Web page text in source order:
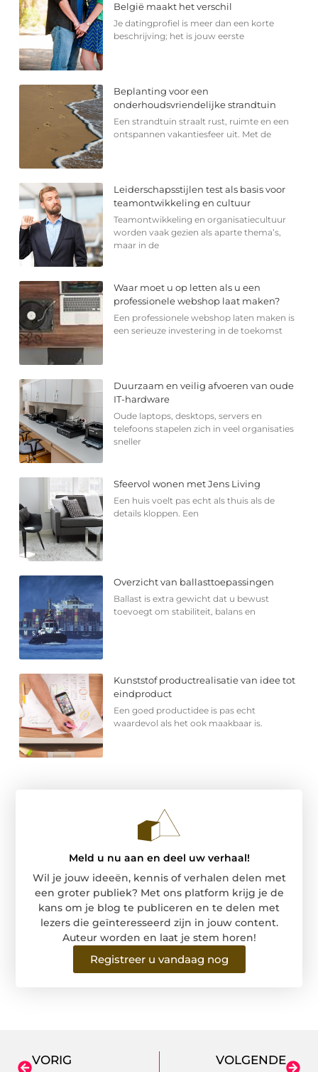
België maakt het verschil
Je datingprofiel is meer dan een korte
beschrijving; het is jouw eerste
Beplanting voor een
onderhoudsvriendelijke strandtuin
Een strandtuin straalt rust, ruimte en een
ontspannen vakantiesfeer uit. Met de
Leiderschapsstijlen test als basis voor
teamontwikkeling en cultuur
Teamontwikkeling en organisatiecultuur
worden vaak gezien als aparte thema’s,
maar in de
Waar moet u op letten als u een
professionele webshop laat maken?
Een professionele webshop laten maken is
een serieuze investering in de toekomst
Duurzaam en veilig afvoeren van oude
IT-hardware
Oude laptops, desktops, servers en
telefoons stapelen zich in veel organisaties
sneller
Sfeervol wonen met Jens Living
Een huis voelt pas echt als thuis als de
details kloppen. Een
Overzicht van ballasttoepassingen
Ballast is extra gewicht dat u bewust
toevoegt om stabiliteit, balans en
Kunststof productrealisatie van idee tot
eindproduct
Een goed productidee is pas echt
waardevol als het ook maakbaar is.
Meld u nu aan en deel uw verhaal!
Wil je jouw ideeën, kennis of verhalen delen met
een groter publiek? Met ons platform krijg je de
kans om je blog te publiceren en te delen met
lezers die geïnteresseerd zijn in jouw content.
Auteur worden en laat je stem horen!
Registreer u vandaag nog
VORIG VOLGENDE